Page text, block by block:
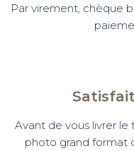
Par virement, chèque
Avant de vous livrer le
photo grand format